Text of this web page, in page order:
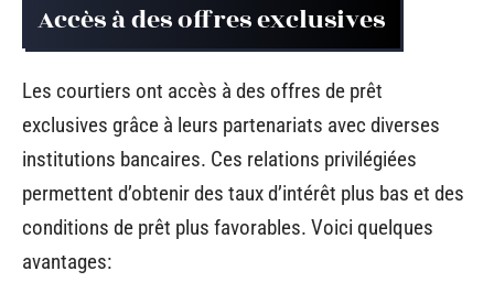
Accès à des offres exclusives
Les courtiers ont accès à des offres de prêt
exclusives grâce à leurs partenariats avec diverses
institutions bancaires. Ces relations privilégiées
permettent d’obtenir des taux d’intérêt plus bas et des
conditions de prêt plus favorables. Voici quelques
avantages: